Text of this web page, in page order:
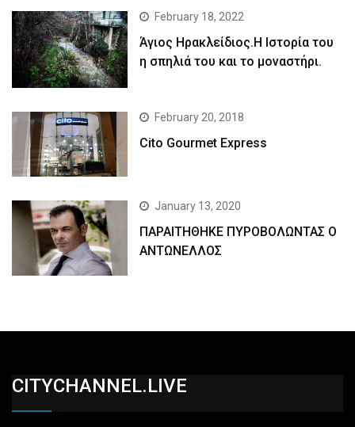
February 18, 2022
Άγιος Ηρακλείδιος.Η Ιστορία του
η σπηλιά του και το μοναστήρι.
February 20, 2018
Cito Gourmet Express
January 13, 2020
ΠΑΡΑΙΤΗΘΗΚΕ ΠΥΡΟΒΟΛΩΝΤΑΣ Ο
ΑΝΤΩΝΕΛΛΟΣ
CITYCHANNEL.LIVE